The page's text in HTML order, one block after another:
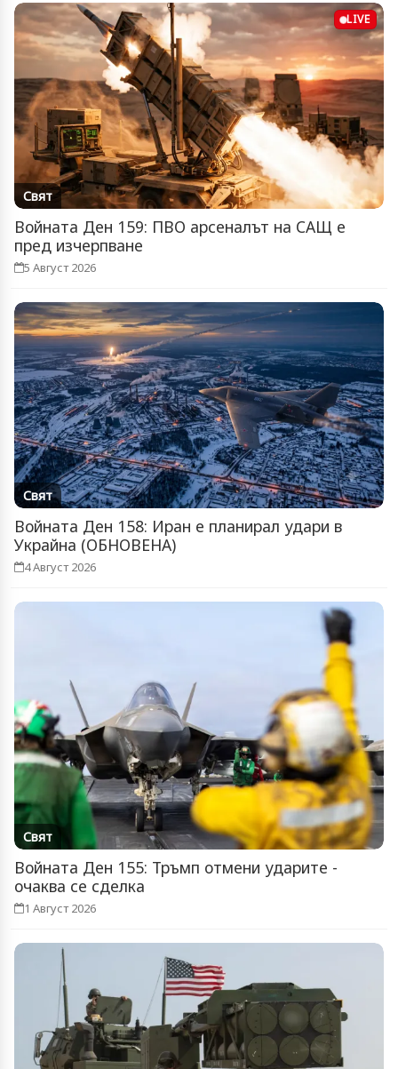
LIVE
Свят
Войната Ден 159: ПВО арсеналът на САЩ е
пред изчерпване
5 Август 2026
Свят
Войната Ден 158: Иран е планирал удари в
Украйна (ОБНОВЕНА)
4 Август 2026
Свят
Войната Ден 155: Тръмп отмени ударите -
очаква се сделка
1 Август 2026